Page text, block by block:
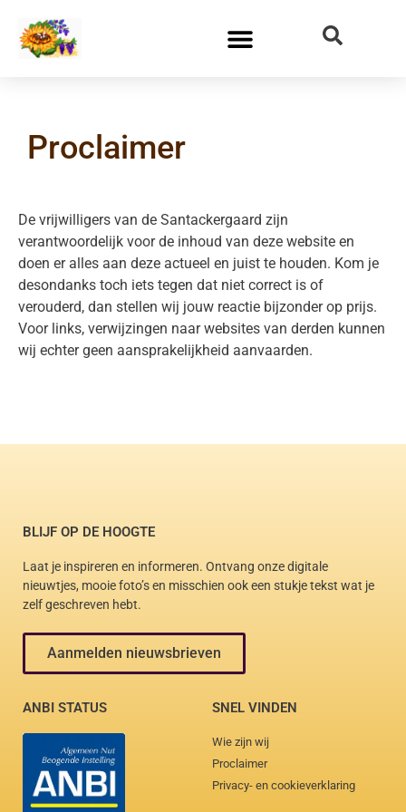
Proclaimer
De vrijwilligers van de Santackergaard zijn
verantwoordelijk voor de inhoud van deze website en
doen er alles aan deze actueel en juist te houden. Kom je
desondanks toch iets tegen dat niet correct is of
verouderd, dan stellen wij jouw reactie bijzonder op prijs.
Voor links, verwijzingen naar websites van derden kunnen
wij echter geen aansprakelijkheid aanvaarden.
BLIJF OP DE HOOGTE
Laat je inspireren en informeren. Ontvang onze digitale
nieuwtjes, mooie foto’s en misschien ook een stukje tekst wat je
zelf geschreven hebt.
Aanmelden nieuwsbrieven
ANBI STATUS SNEL VINDEN
Wie zijn wij
Proclaimer
Privacy- en cookieverklaring